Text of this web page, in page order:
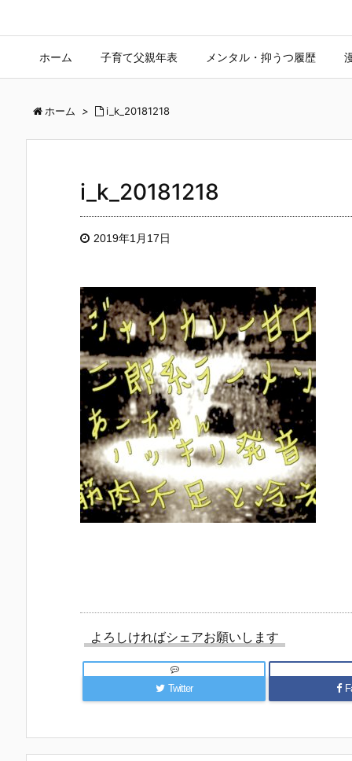
ホーム 子育て父親年表 メンタル・抑うつ履歴
ホーム > i_k_20181218
i_k_20181218
2019年1月17日
よろしければシェアお願いします
Twitter